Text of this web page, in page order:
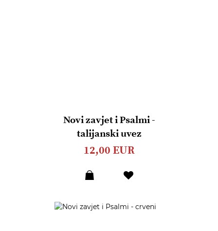
Novi zavjet i Psalmi -
talijanski uvez
12,00 EUR
želja